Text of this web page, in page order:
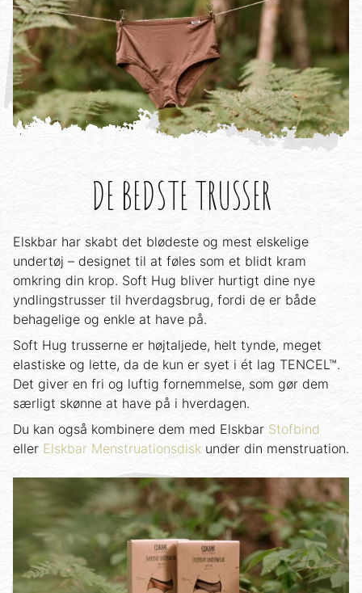
DE BEDSTE TRUSSER
Elskbar har skabt det blødeste og mest elskelige
undertøj – designet til at føles som et blidt kram
omkring din krop. Soft Hug bliver hurtigt dine nye
yndlingstrusser til hverdagsbrug, fordi de er både
behagelige og enkle at have på.
Soft Hug trusserne er højtaljede, helt tynde, meget
elastiske og lette, da de kun er syet i ét lag TENCEL™.
Det giver en fri og luftig fornemmelse, som gør dem
særligt skønne at have på i hverdagen.
Du kan også kombinere dem med Elskbar Stofbind
eller Elskbar Menstruationsdisk under din menstruation.